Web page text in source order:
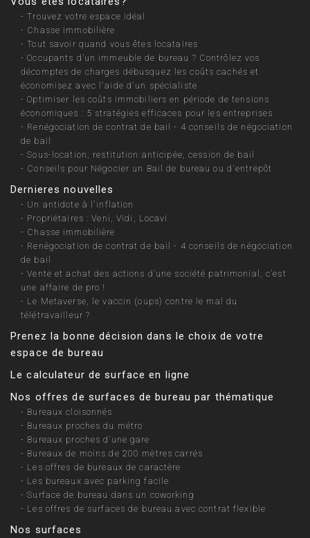
-Trouvez votre espace idéal
- Chasse immobilière
-Tout savoir quand vous êtes locataires
-Occupants d’un immeuble de bureau ? Contrôlez vos
décomptes de charges débusquez les coûts cachés et
économisez avec l'aide d'un spécialiste
-Optimiser les coûts immobiliers en période de tensions
économiques : 5 stratégies efficaces pour les entreprises
- Renégociation de contrat de bail - 4 conseils de négociation
de bail
-Sous-location, restitution anticipée, cession de bail
- Conseils pour Négocier un Bail de bureau ou d'entrepôt
Dernieres nouvelles
- Un antidote à l'inflation
- Propriétaires : Veni, Vidi, Locavi
- Chasse immobilière
- Renégociation de contrat de bail - 4 conseils de négociation
de bail
-Vente et achat des actions d’une société patrimonial, c’est
une affaire de pro !
- Le Metaverse, le vaccin (oups) contre le mal du
télétravailleur ?
Prenez la bonne décision dans le choix de votre
espace de bureau
Le calculateur de surface en ligne
Nos offres de surfaces de bureau par thématique
- Bureaux cloisonnés
- Bureaux proches du métro
- Bureaux proches d’une gare
- Bureaux de moins de 200 mètres carrés
- Les offres de bureaux de caractère
- Les bureaux avec parking facile
-Surface de bureau dans un coworking
- Les offres de surfaces de bureau avec contrat flexible
Nos surfaces